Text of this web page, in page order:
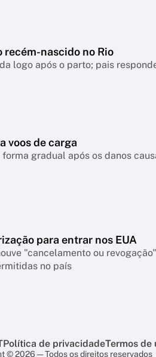
recém-nascido no Rio
logo após o parto; pais
voos de carga
gradual após os danos
para entrar nos EUA
"cancelamento ou
no país
Política de privacidadeTermos de
© 2026 — Todos os direitos reservados